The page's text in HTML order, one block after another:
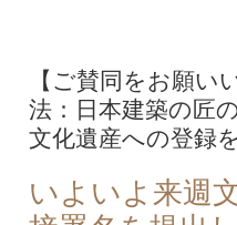
【ご賛同をお願い
法：日本建築の匠
文化遺産への登録
いよいよ来週